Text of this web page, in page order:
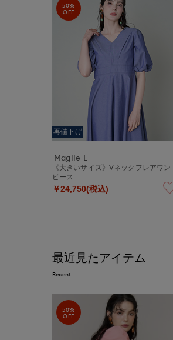
50%
OFF
再値下げ
Maglie L
《大きいサイズ》Vネックフレアワン
ピース
￥24,750(税込)
最近見たアイテム
Recent
50%
OFF